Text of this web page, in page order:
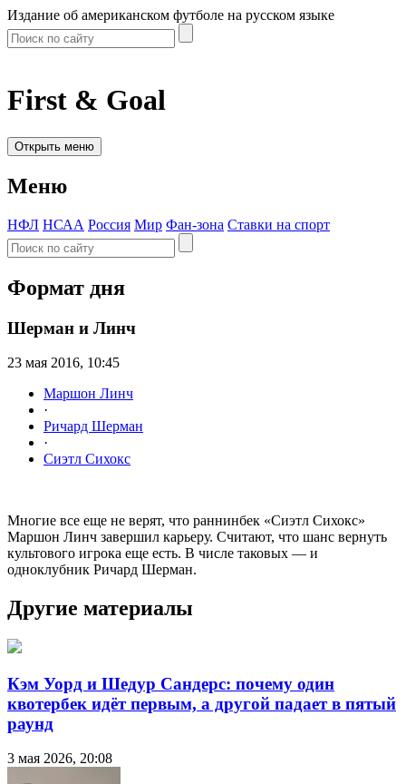
Издание об американском футболе на русском языке
First & Goal
Открыть меню
Меню
НФЛ НСАА Россия Мир Фан-зона Ставки на спорт
Формат дня
Шерман и Линч
23 мая 2016, 10:45
Маршон Линч
·
Ричард Шерман
·
Сиэтл Сихокс
Многие все еще не верят, что раннинбек «Сиэтл Сихокс»
Маршон Линч завершил карьеру. Считают, что шанс вернуть
культового игрока еще есть. В числе таковых — и
одноклубник Ричард Шерман.
Другие материалы
Кэм Уорд и Шедур Сандерс: почему один
квотербек идёт первым, а другой падает в пятый
раунд
3 мая 2026, 20:08